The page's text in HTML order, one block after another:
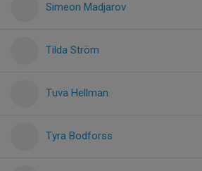
Simeon Madjarov
Tilda Ström
Tuva Hellman
Tyra Bodforss